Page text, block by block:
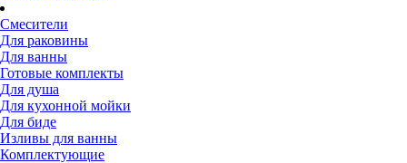
Смесители
Для раковины
Для ванны
Готовые комплекты
Для душа
Для кухонной мойки
Для биде
Изливы для ванны
Комплектующие